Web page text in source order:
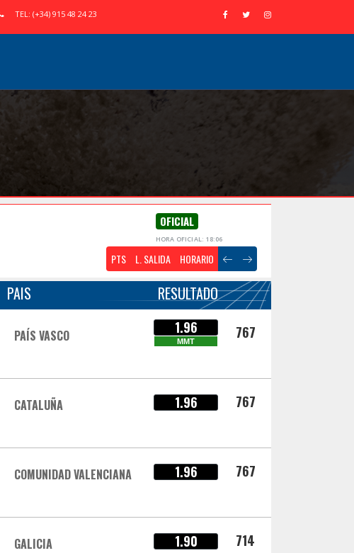
TEL: (+34) 915 48 24 23
OFICIAL
HORA OFICIAL: 18:06
PTS L. SALIDA HORARIO
PAIS RESULTADO
PAÍS VASCO 1.96
MMT 767
CATALUÑA 1.96 767
COMUNIDAD VALENCIANA 1.96 767
GALICIA 1.90 714